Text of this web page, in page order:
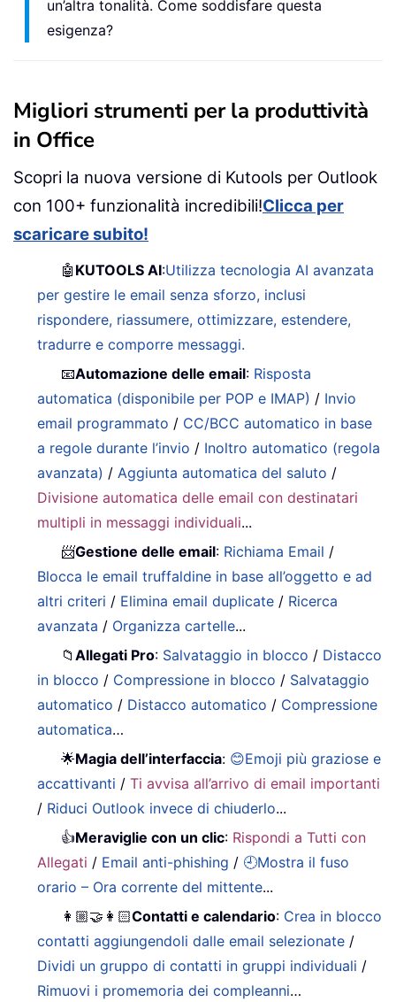
un’altra tonalità. Come soddisfare questa
esigenza?
Migliori strumenti per la produttività
in Office
Scopri la nuova versione di Kutools per Outlook
con 100+ funzionalità incredibili!Clicca per
scaricare subito!
🤖 KUTOOLS AI:Utilizza tecnologia AI avanzata
per gestire le email senza sforzo, inclusi
rispondere, riassumere, ottimizzare, estendere,
tradurre e comporre messaggi.
📧Automazione delle email: Risposta
automatica (disponibile per POP e IMAP) / Invio
email programmato / CC/BCC automatico in base
a regole durante l’invio / Inoltro automatico (regola
avanzata) / Aggiunta automatica del saluto /
Divisione automatica delle email con destinatari
multipli in messaggi individuali...
📨Gestione delle email: Richiama Email /
Blocca le email truffaldine in base all’oggetto e ad
altri criteri / Elimina email duplicate / Ricerca
avanzata / Organizza cartelle...
📁Allegati Pro: Salvataggio in blocco / Distacco
in blocco / Compressione in blocco / Salvataggio
automatico / Distacco automatico / Compressione
automatica…
🌟Magia dell’interfaccia: 😊Emoji più graziose e
accattivanti /Ti avvisa all’arrivo di email importanti
/ Riduci Outlook invece di chiuderlo...
👍Meraviglie con un clic: Rispondi a Tutti con
Allegati / Email anti-phishing / 🕘Mostra il fuso
orario – Ora corrente del mittente...
👩🏼‍🤝‍👩🏻Contatti e calendario: Crea in blocco
contatti aggiungendoli dalle email selezionate /
Dividi un gruppo di contatti in gruppi individuali /
Rimuovi i promemoria dei compleanni…